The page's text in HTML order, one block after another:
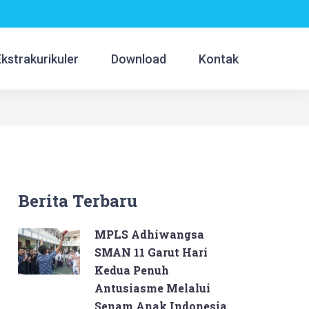
Download Kontak
Berita Terbaru
MPLS Adhiwangsa
SMAN 11 Garut Hari
Kedua Penuh
Antusiasme Melalui
Senam Anak Indonesia